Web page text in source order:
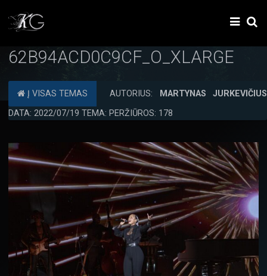
62B94ACD0C9CF_O_XLARGE
Į VISAS TEMAS AUTORIUS:
MARTYNAS JURKEVIČIUS
DATA: 2022/07/19 TEMA: PERŽIŪROS: 178